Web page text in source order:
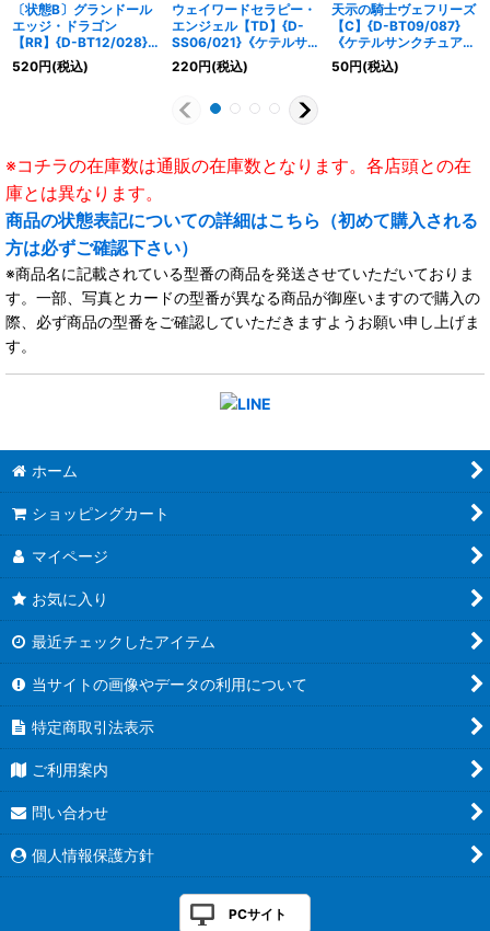
〔状態B〕グランドール
エッジ・ドラゴン
【RR】{D-BT12/028}
《ケテルサンクチュア
リ》
520円(税込)
ウェイワードセラピー・
エンジェル【TD】{D-
SS06/021}《ケテルサ
ンクチュアリ》
220円(税込)
天示の騎士ヴェフリーズ
【C】{D-BT09/087}
《ケテルサンクチュア
リ》
50円(税込)
※コチラの在庫数は通販の在庫数となります。各店頭との在
庫とは異なります。
商品の状態表記についての詳細はこちら（初めて購入される
方は必ずご確認下さい）
※商品名に記載されている型番の商品を発送させていただいておりま
す。一部、写真とカードの型番が異なる商品が御座いますので購入の
際、必ず商品の型番をご確認していただきますようお願い申し上げま
す。
ホーム
ショッピングカート
マイページ
お気に入り
最近チェックしたアイテム
当サイトの画像やデータの利用について
特定商取引法表示
ご利用案内
問い合わせ
個人情報保護方針
PCサイト